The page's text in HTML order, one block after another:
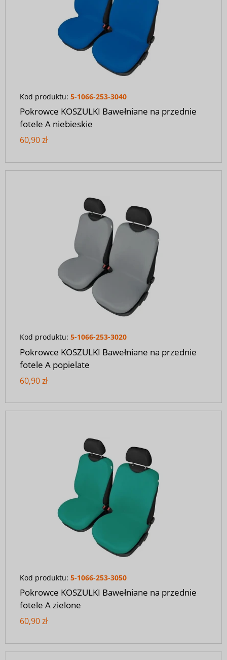
Kod produktu: 5-1066-253-3040
Pokrowce KOSZULKI Bawełniane na przednie
fotele A niebieskie
60,90 zł
Kod produktu: 5-1066-253-3020
Pokrowce KOSZULKI Bawełniane na przednie
fotele A popielate
60,90 zł
Kod produktu: 5-1066-253-3050
Pokrowce KOSZULKI Bawełniane na przednie
fotele A zielone
60,90 zł